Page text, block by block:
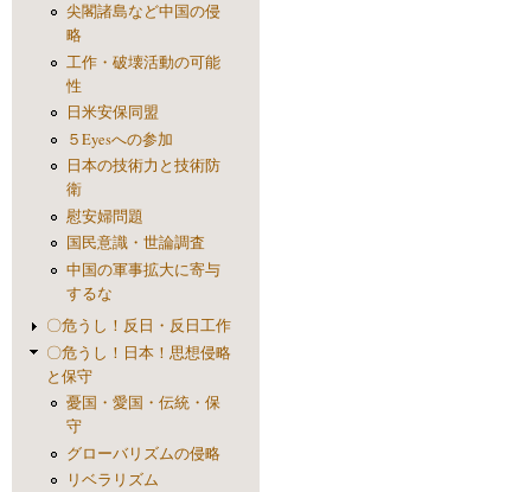
尖閣諸島など中国の侵
略
工作・破壊活動の可能
性
日米安保同盟
５Eyesへの参加
日本の技術力と技術防
衛
慰安婦問題
国民意識・世論調査
中国の軍事拡大に寄与
するな
〇危うし！反日・反日工作
〇危うし！日本！思想侵略
と保守
憂国・愛国・伝統・保
守
グローバリズムの侵略
リベラリズム